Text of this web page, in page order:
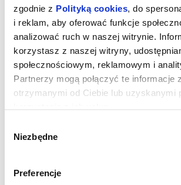
zgodnie z Polityką cookies, do
i reklam, aby oferować funkcje
analizować ruch w naszej witrynie.
korzystasz z naszej witryny,
społecznościowym, reklamowym i
Partnerzy mogą połączyć te informacje
otrzymanymi od Ciebie lub uzyskanymi
zgody
Niezbędne
Preferencje